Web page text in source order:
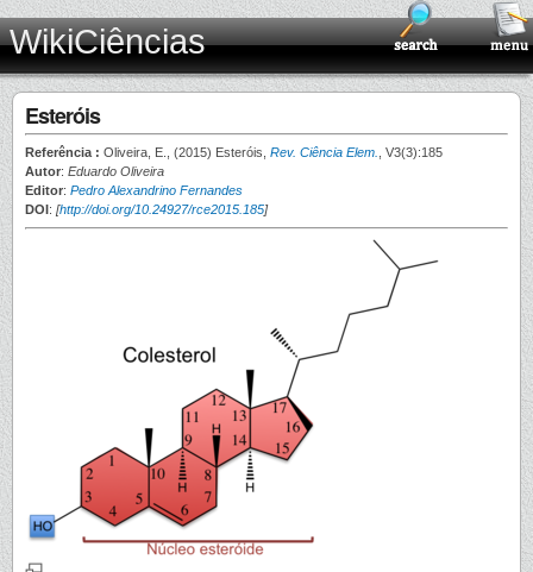
WikiCiências
Esteróis
Referência : Oliveira, E., (2015) Esteróis, Rev. Ciência Elem.
, V3(3):185
Autor: Eduardo Oliveira
Editor: Pedro Alexandrino Fernandes
DOI: [http://doi.org/10.24927/rce2015.185]